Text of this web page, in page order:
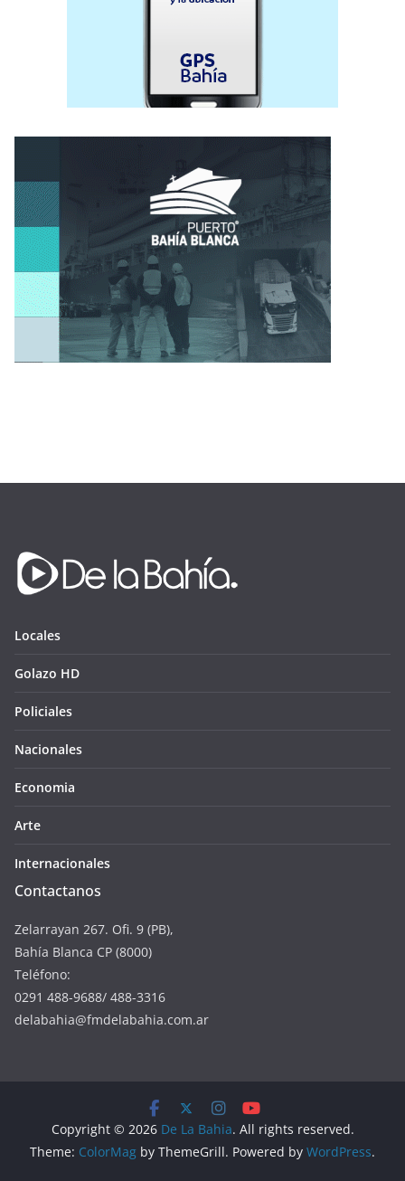
Locales
Golazo HD
Policiales
Nacionales
Economia
Arte
Internacionales
Contactanos
Zelarrayan 267. Ofi. 9 (PB),
Bahía Blanca CP (8000)
Teléfono:
0291 488-9688/ 488-3316
delabahia@fmdelabahia.com.ar
Copyright © 2026 De La Bahia. All rights reserved.
Theme: ColorMag by ThemeGrill. Powered by WordPress.